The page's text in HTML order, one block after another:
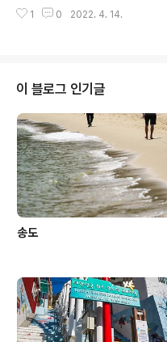
1 0 2022. 4. 14.
이 블로그 인기글
송도